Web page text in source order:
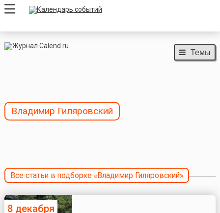
Темы
Владимир Гиляровский
Все статьи в подборке «Владимир Гиляровский»
8 декабря